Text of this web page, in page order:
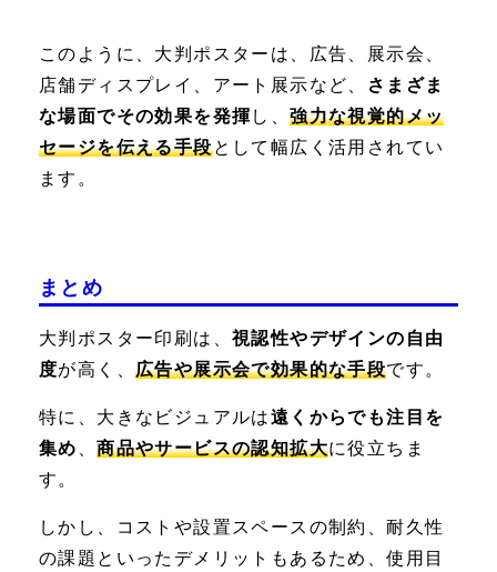
このように、大判ポスターは、広告、展示会、
店舗ディスプレイ、アート展示など、
さまざま
な場面でその効果を発揮 し、強力な視覚的メッ
セージを伝える手段として幅広く活用されてい
ます。
まとめ
大判ポスター印刷は、 視認性やデザインの自由
度が高く、広告や展示会で効果的な手段です。
特に、大きなビジュアルは遠くからでも注目を
集め 、商品やサービスの認知拡大に役立ちま
す。
しかし、コストや設置スペースの制約、耐久性
の課題といったデメリットもあるため、使用目